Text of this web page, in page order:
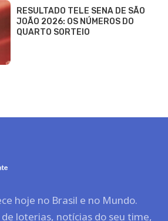
RESULTADO TELE SENA DE SÃO
JOÃO 2026: OS NÚMEROS DO
QUARTO SORTEIO
hoje no Brasil e no Mundo.
loterias, notícias do seu time,